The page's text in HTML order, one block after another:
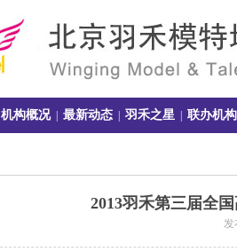
机构概况| 最新动态 羽禾之星 联办机构
2013羽禾第三届全
发